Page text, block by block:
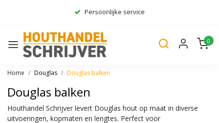
Persoonlijke service
Gratis bezorgd*
0
Home Douglas Douglas balken
Douglas balken
Houthandel Schrijver levert Douglas hout op maat in diverse
uitvoeringen, kopmaten en lengtes. Perfect voor